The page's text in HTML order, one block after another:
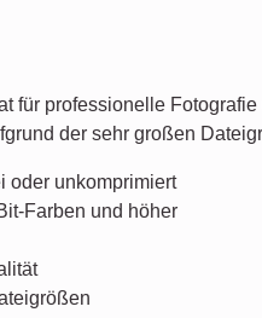
für professionelle
der sehr großen
oder unkomprimiert
Farben und höher